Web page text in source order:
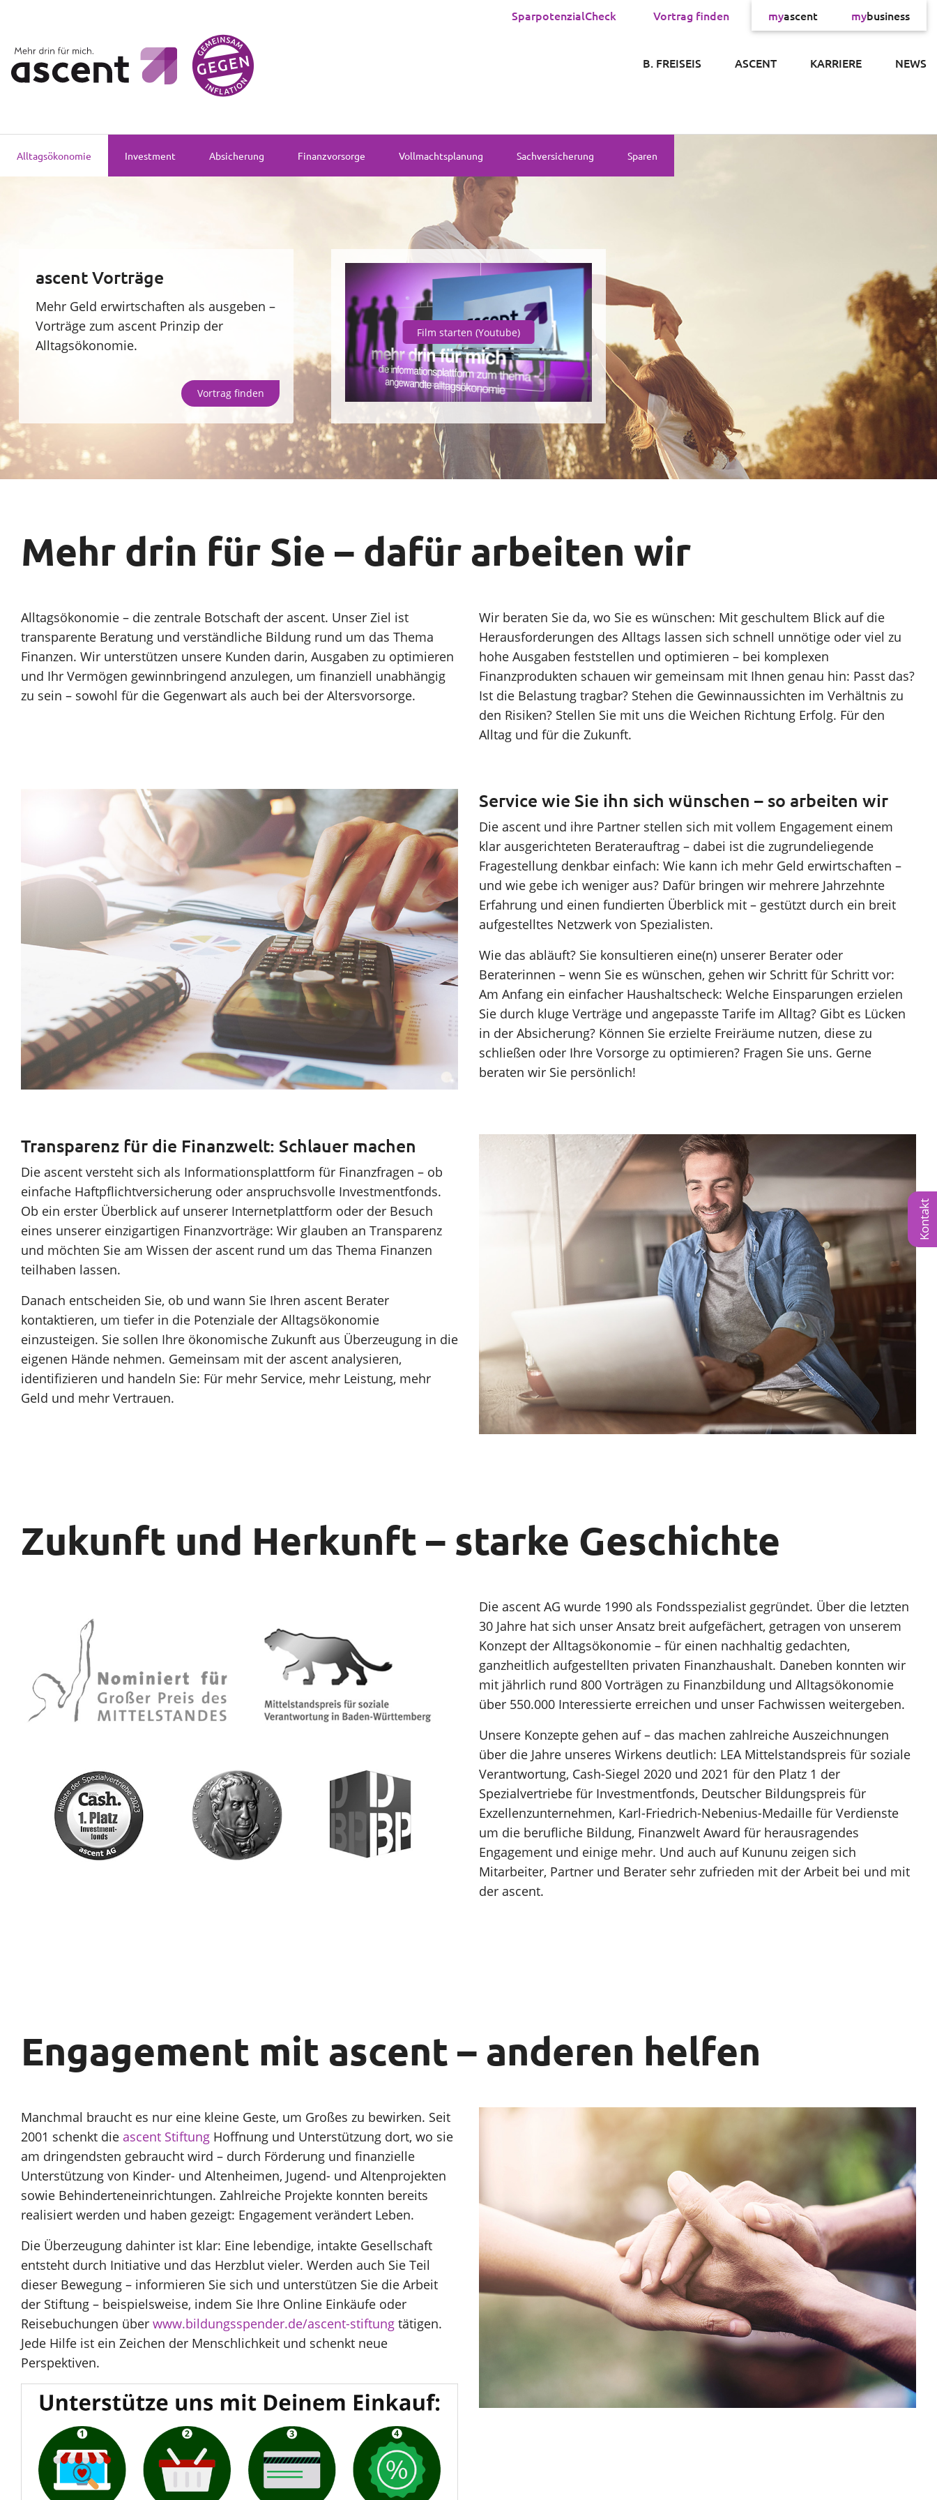
SparpotenzialCheck Vortrag finden myascent mybusiness
B. FREISEIS ASCENT KARRIERE NEWS
×
Investment
Sachversicherung
Sparen
SparpotenzialCheck Vortrag finden
Alltagsökonomie Investment Absicherung Finanzvorsorge Vollmachtsplanung Sachversicherung Sparen
ascent Vorträge
Mehr Geld erwirtschaften als ausgeben –
Vorträge zum ascent Prinzip der
Alltagsökonomie.
Vortrag finden
Film starten (Youtube)
Mehr drin für Sie – dafür arbeiten wir
Alltagsökonomie – die zentrale Botschaft der ascent. Unser Ziel ist
transparente Beratung und verständliche Bildung rund um das Thema
Finanzen. Wir unterstützen unsere Kunden darin, Ausgaben zu optimieren
und Ihr Vermögen gewinnbringend anzulegen, um finanziell unabhängig
zu sein – sowohl für die Gegenwart als auch bei der Altersvorsorge.
Wir beraten Sie da, wo Sie es wünschen: Mit geschultem Blick auf die
Herausforderungen des Alltags lassen sich schnell unnötige oder viel zu
hohe Ausgaben feststellen und optimieren – bei komplexen
Finanzprodukten schauen wir gemeinsam mit Ihnen genau hin: Passt das?
Ist die Belastung tragbar? Stehen die Gewinnaussichten im Verhältnis zu
den Risiken? Stellen Sie mit uns die Weichen Richtung Erfolg. Für den
Alltag und für die Zukunft.
Service wie Sie ihn sich wünschen – so arbeiten wir
Die ascent und ihre Partner stellen sich mit vollem Engagement einem
klar ausgerichteten Beraterauftrag – dabei ist die zugrundeliegende
Fragestellung denkbar einfach: Wie kann ich mehr Geld erwirtschaften –
und wie gebe ich weniger aus? Dafür bringen wir mehrere Jahrzehnte
Erfahrung und einen fundierten Überblick mit – gestützt durch ein breit
aufgestelltes Netzwerk von Spezialisten.
Wie das abläuft? Sie konsultieren eine(n) unserer Berater oder
Beraterinnen – wenn Sie es wünschen, gehen wir Schritt für Schritt vor:
Am Anfang ein einfacher Haushaltscheck: Welche Einsparungen erzielen
Sie durch kluge Verträge und angepasste Tarife im Alltag? Gibt es Lücken
in der Absicherung? Können Sie erzielte Freiräume nutzen, diese zu
schließen oder Ihre Vorsorge zu optimieren? Fragen Sie uns. Gerne
beraten wir Sie persönlich!
Transparenz für die Finanzwelt: Schlauer machen
Die ascent versteht sich als Informationsplattform für Finanzfragen – ob
einfache Haftpflichtversicherung oder anspruchsvolle Investmentfonds.
Ob ein erster Überblick auf unserer Internetplattform oder der Besuch
eines unserer einzigartigen Finanzvorträge: Wir glauben an Transparenz
und möchten Sie am Wissen der ascent rund um das Thema Finanzen
teilhaben lassen.
Danach entscheiden Sie, ob und wann Sie Ihren ascent Berater
kontaktieren, um tiefer in die Potenziale der Alltagsökonomie
einzusteigen. Sie sollen Ihre ökonomische Zukunft aus Überzeugung in die
eigenen Hände nehmen. Gemeinsam mit der ascent analysieren,
identifizieren und handeln Sie: Für mehr Service, mehr Leistung, mehr
Geld und mehr Vertrauen.
Zukunft und Herkunft – starke Geschichte
Die ascent AG wurde 1990 als Fondsspezialist gegründet. Über die letzten
30 Jahre hat sich unser Ansatz breit aufgefächert, getragen von unserem
Konzept der Alltagsökonomie – für einen nachhaltig gedachten,
ganzheitlich aufgestellten privaten Finanzhaushalt. Daneben konnten wir
mit jährlich rund 800 Vorträgen zu Finanzbildung und Alltagsökonomie
über 550.000 Interessierte erreichen und unser Fachwissen weitergeben.
Unsere Konzepte gehen auf – das machen zahlreiche Auszeichnungen
über die Jahre unseres Wirkens deutlich: LEA Mittelstandspreis für soziale
Verantwortung, Cash-Siegel 2020 und 2021 für den Platz 1 der
Spezialvertriebe für Investmentfonds, Deutscher Bildungspreis für
Exzellenzunternehmen, Karl-Friedrich-Nebenius-Medaille für Verdienste
um die berufliche Bildung, Finanzwelt Award für herausragendes
Engagement und einige mehr. Und auch auf Kununu zeigen sich
Mitarbeiter, Partner und Berater sehr zufrieden mit der Arbeit bei und mit
der ascent.
Engagement mit ascent – anderen helfen
Manchmal braucht es nur eine kleine Geste, um Großes zu bewirken. Seit
2001 schenkt die ascent Stiftung Hoffnung und Unterstützung dort, wo sie
am dringendsten gebraucht wird – durch Förderung und finanzielle
Unterstützung von Kinder- und Altenheimen, Jugend- und Altenprojekten
sowie Behinderteneinrichtungen. Zahlreiche Projekte konnten bereits
realisiert werden und haben gezeigt: Engagement verändert Leben.
Die Überzeugung dahinter ist klar: Eine lebendige, intakte Gesellschaft
entsteht durch Initiative und das Herzblut vieler. Werden auch Sie Teil
dieser Bewegung – informieren Sie sich und unterstützen Sie die Arbeit
der Stiftung – beispielsweise, indem Sie Ihre Online Einkäufe oder
Reisebuchungen über www.bildungsspender.de/ascent-stiftung tätigen.
Jede Hilfe ist ein Zeichen der Menschlichkeit und schenkt neue
Perspektiven.
Kontakt